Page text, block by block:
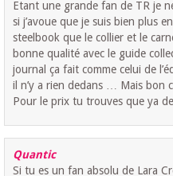
Etant une grande fan de TR je
si j’avoue que je suis bien plus
steelbook que le collier et le
bonne qualité avec le guide
journal ça fait comme celui de
il n’y a rien dedans … Mais bon
Pour le prix tu trouves que ya
Quantic
Si tu es un fan absolu de Lara